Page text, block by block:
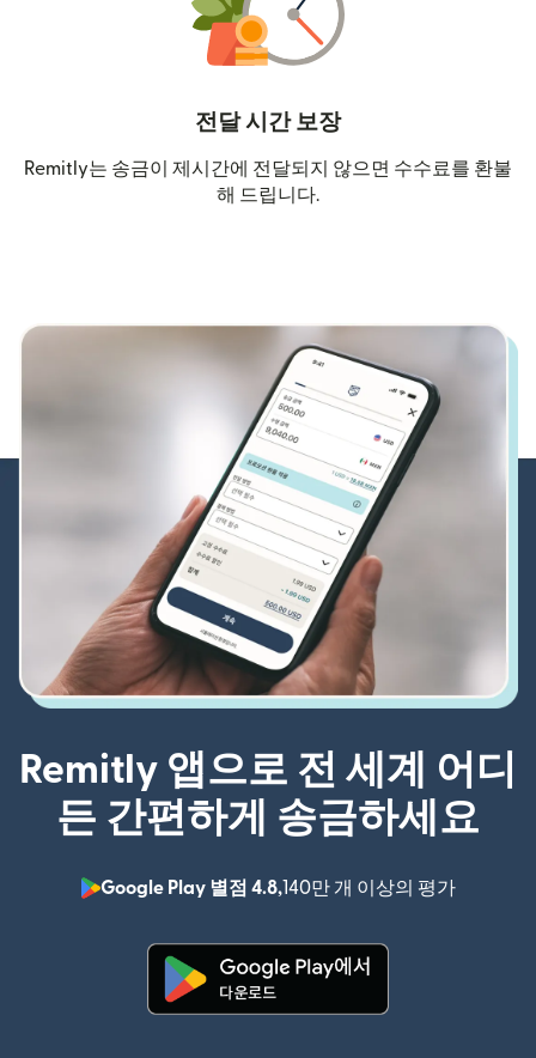
전달 시간 보장
Remitly는 송금이 제시간에 전달되지 않으면 수수료를 환불
해 드립니다.
Remitly 앱으로 전 세계 어디
든 간편하게 송금하세요
Google Play 별점 4.8,140만 개 이상의 평가